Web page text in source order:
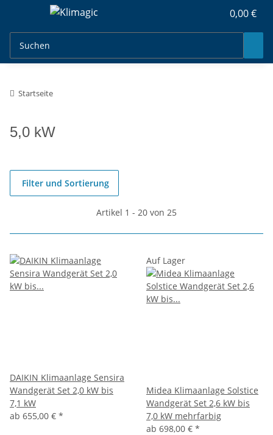
0,00 €
Startseite
5,0 kW
Filter und Sortierung
Artikel 1 - 20 von 25
DAIKIN Klimaanlage Sensira
Wandgerät Set 2,0 kW bis
7,1 kW
ab 655,00 € *
Auf Lager
Midea Klimaanlage Solstice
Wandgerät Set 2,6 kW bis
7,0 kW mehrfarbig
ab 698,00 € *